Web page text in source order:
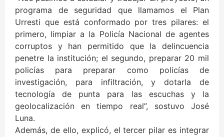
programa de seguridad que llamamos el Plan
Urresti que está conformado por tres pilares: el
primero, limpiar a la Policía Nacional de agentes
corruptos y han permitido que la delincuencia
penetre la institución; el segundo, preparar 20 mil
policías para preparar como policías de
investigación, para infiltración, y dotarla de
tecnología de punta para las escuchas y la
geolocalización en tiempo real”, sostuvo José
Luna.
Además, de ello, explicó, el tercer pilar es integrar